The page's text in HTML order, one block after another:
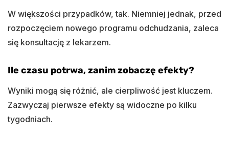
W większości przypadków, tak. Niemniej jednak, przed
rozpoczęciem nowego programu odchudzania, zaleca
się konsultację z lekarzem.
Ile czasu potrwa, zanim zobaczę efekty?
Wyniki mogą się różnić, ale cierpliwość jest kluczem.
Zazwyczaj pierwsze efekty są widoczne po kilku
tygodniach.